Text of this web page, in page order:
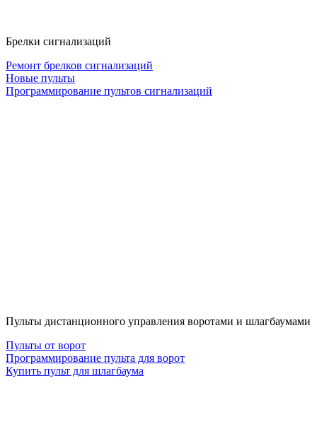
Брелки сигнализаций
Ремонт брелков сигнализаций
Новые пульты
Программирование пультов сигнализаций
Пульты дистанционного управления воротами и шлагбаумами
Пульты от ворот
Программирование пульта для ворот
Купить пульт для шлагбаума